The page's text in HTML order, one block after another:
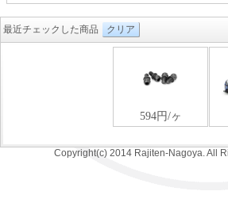
最近チェックした商品 クリア
Copyright(c) 2014 Rajiten-Nagoya. All